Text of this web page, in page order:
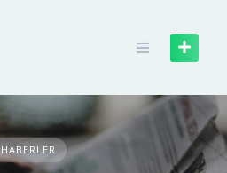
HABERLER